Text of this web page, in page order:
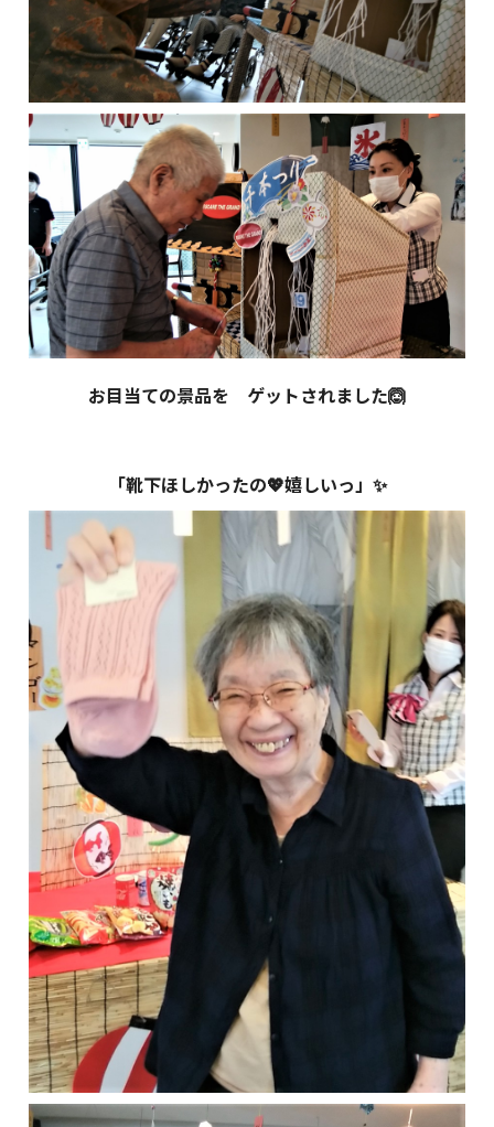
お目当ての景品を ゲットされました🙆
「靴下ほしかったの💖嬉しいっ」✨